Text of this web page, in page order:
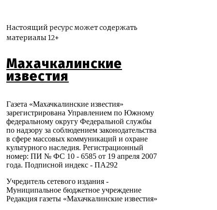
Настоящий ресурс может содержать
материалы 12+
Махачкалинские
известия
Газета «Махачкалинские известия»
зарегистрирована Управлением по Южному
федеральному округу Федеральной службы
по надзору за соблюдением законодательства
в сфере массовых коммуникаций и охране
культурного наследия. Регистрационный
номер: ПИ № ФС 10 - 6585 от 19 апреля 2007
года. Подписной индекс - ПА292
Учредитель сетевого издания -
Муниципальное бюджетное учреждение
Редакция газеты «Махачкалинские известия»